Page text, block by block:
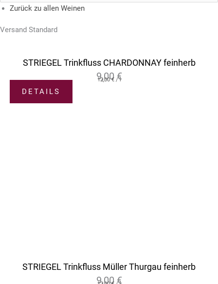
Zurück zu allen Weinen
Versand Standard
STRIEGEL Trinkfluss CHARDONNAY feinherb
9,00 €
12,00€/l
DETAILS
STRIEGEL Trinkfluss Müller Thurgau feinherb
9,00 €